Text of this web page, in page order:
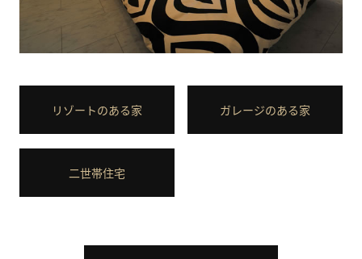
リゾートのある家 ガレージのある家
二世帯住宅